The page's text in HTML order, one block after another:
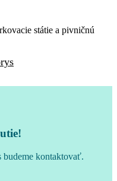
státie a pivničnú
budeme kontaktovať.